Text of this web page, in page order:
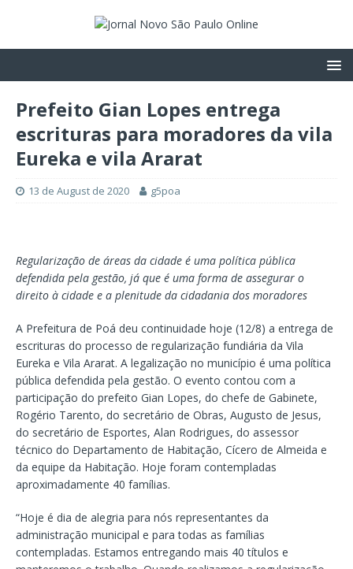
Prefeito Gian Lopes entrega
escrituras para moradores da vila
Eureka e vila Ararat
13 de August de 2020 g5poa
Regularização de áreas da cidade é uma política pública
defendida pela gestão, já que é uma forma de assegurar o
direito à cidade e a plenitude da cidadania dos moradores
A Prefeitura de Poá deu continuidade hoje (12/8) a entrega de
escrituras do processo de regularização fundiária da Vila
Eureka e Vila Ararat. A legalização no município é uma política
pública defendida pela gestão. O evento contou com a
participação do prefeito Gian Lopes, do chefe de Gabinete,
Rogério Tarento, do secretário de Obras, Augusto de Jesus,
do secretário de Esportes, Alan Rodrigues, do assessor
técnico do Departamento de Habitação, Cícero de Almeida e
da equipe da Habitação. Hoje foram contempladas
aproximadamente 40 famílias.
“Hoje é dia de alegria para nós representantes da
administração municipal e para todas as famílias
contempladas. Estamos entregando mais 40 títulos e